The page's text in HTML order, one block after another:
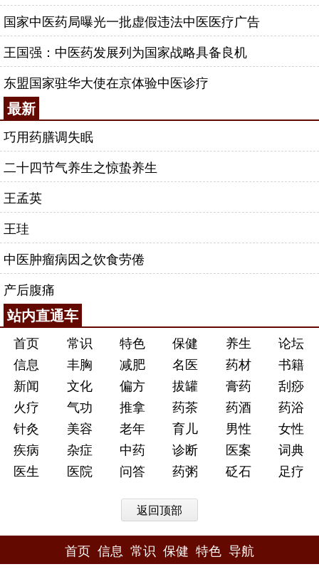
国家中医药局曝光一批虚假违法中医医疗广告
王国强：中医药发展列为国家战略具备良机
东盟国家驻华大使在京体验中医诊疗
最新
巧用药膳调失眠
二十四节气养生之惊蛰养生
王孟英
王珪
中医肿瘤病因之饮食劳倦
产后腹痛
站内直通车
首页 常识 特色 保健 养生
论坛
信息
丰胸 减肥 名医 药材
书籍
新闻
文化 偏方 拔罐 膏药
刮痧
火疗
气功 推拿 药茶 药酒
药浴
针灸
美容 老年 育儿 男性
女性
疾病
杂症 中药 诊断 医案
词典
医生
医院 问答 药粥 砭石 足疗
返回顶部
首页 信息 常识 保健 特色 导航